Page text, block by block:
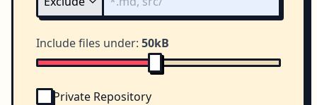
Include files under: 50kB
Private Repository